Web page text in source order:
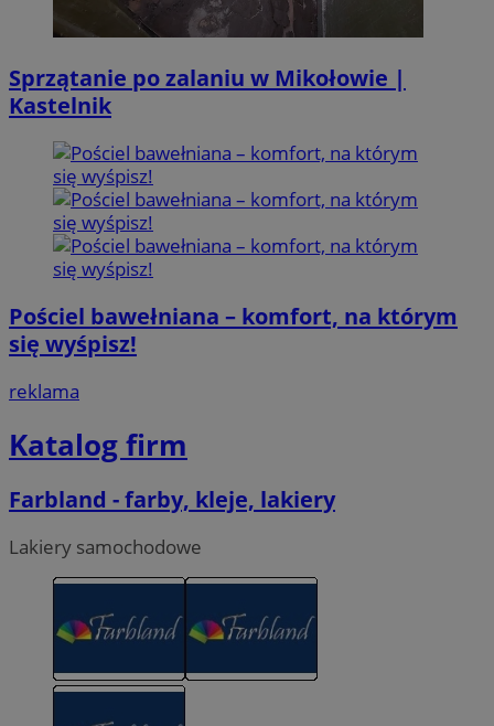
Sprzątanie po zalaniu w Mikołowie |
Kastelnik
Pościel bawełniana – komfort, na którym
się wyśpisz!
reklama
Katalog firm
Farbland - farby, kleje, lakiery
Lakiery samochodowe